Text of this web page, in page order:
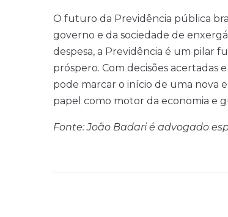
O futuro da Previdência pública
governo e da sociedade de
despesa, a Previdência é um pilar
próspero. Com decisões acertadas
pode marcar o início de uma nova
papel como motor da economia e
Fonte: João Badari é advogado